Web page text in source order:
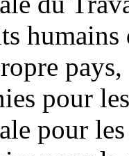
humains
pour
pour